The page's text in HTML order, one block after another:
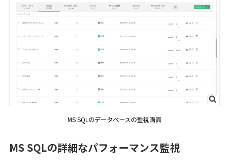
MS SQLのデータベースの監視画面
MS SQLの詳細なパフォーマンス監視